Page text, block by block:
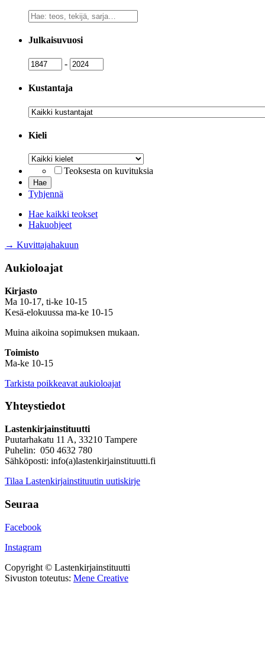
Vapaa
sanahaku
Julkaisuvuosi
Julkaisuvuosi
- Julkaisuvuosi
Kustantaja
Kustantaja
Kieli
Kieli
Teoksesta on kuvituksia
Tyhjennä
Hae kaikki teokset
Hakuohjeet
→ Kuvittajahakuun
Aukioloajat
Kirjasto
Ma 10-17, ti-ke 10-15
Kesä-elokuussa ma-ke 10-15
Muina aikoina sopimuksen mukaan.
Toimisto
Ma-ke 10-15
Tarkista poikkeavat aukioloajat
Yhteystiedot
Lastenkirjainstituutti
Puutarhakatu 11 A, 33210 Tampere
Puhelin: 050 4632 780
Sähköposti: info(a)lastenkirjainstituutti.fi
Tilaa Lastenkirjainstituutin uutiskirje
Seuraa
Facebook
Instagram
Copyright © Lastenkirjainstituutti
Sivuston toteutus: Mene Creative